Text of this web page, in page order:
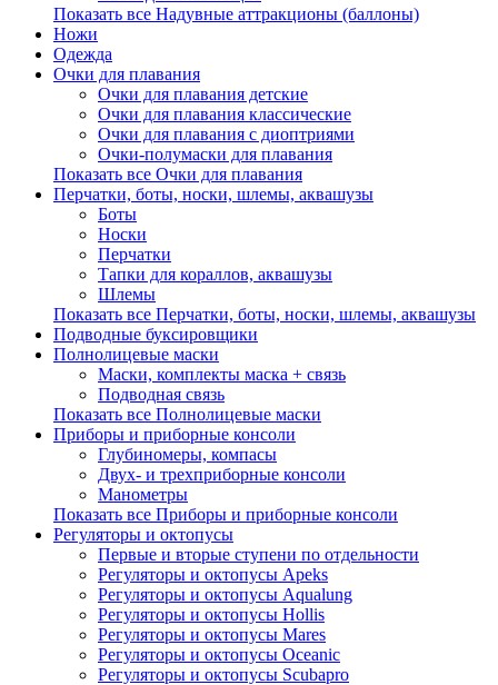
Показать все Надувные аттракционы (баллоны)
Ножи
Одежда
Очки для плавания
Очки для плавания детские
Очки для плавания классические
Очки для плавания с диоптриями
Очки-полумаски для плавания
Показать все Очки для плавания
Перчатки, боты, носки, шлемы, аквашузы
Боты
Носки
Перчатки
Тапки для кораллов, аквашузы
Шлемы
Показать все Перчатки, боты, носки, шлемы, аквашузы
Подводные буксировщики
Полнолицевые маски
Маски, комплекты маска + связь
Подводная связь
Показать все Полнолицевые маски
Приборы и приборные консоли
Глубиномеры, компасы
Двух- и трехприборные консоли
Манометры
Показать все Приборы и приборные консоли
Регуляторы и октопусы
Первые и вторые ступени по отдельности
Регуляторы и октопусы Apeks
Регуляторы и октопусы Aqualung
Регуляторы и октопусы Hollis
Регуляторы и октопусы Mares
Регуляторы и октопусы Oceanic
Регуляторы и октопусы Scubapro